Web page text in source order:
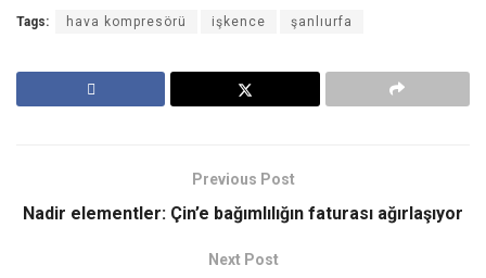
Tags: hava kompresörü işkence şanlıurfa
Previous Post
Nadir elementler: Çin’e bağımlılığın faturası ağırlaşıyor
Next Post